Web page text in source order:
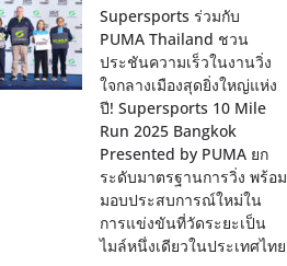
Supersports ร่วมกับ
PUMA Thailand ชวน
ประชันความเร็วในงานวิ่ง
ใจกลางเมืองสุดยิ่งใหญ่แห่ง
ปี! Supersports 10 Mile
Run 2025 Bangkok
Presented by PUMA ยก
ระดับมาตรฐานการวิ่ง พร้อม
มอบประสบการณ์ใหม่ใน
การแข่งขันที่วัดระยะเป็น
ไมล์หนึ่งเดียวในประเทศไทย